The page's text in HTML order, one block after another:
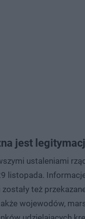
jest
ustaleniami
listopada.
też
wojewodów,